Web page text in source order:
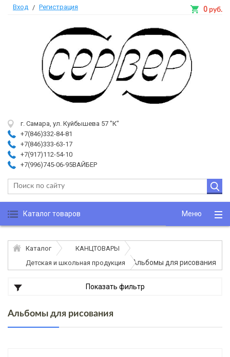
Вход / Регистрация
г. Самара, ул. Куйбышева 57 "К"
+7(846)332-84-81
+7(846)333-63-17
+7(917)112-54-10
+7(996)745-06-95ВАЙБЕР
0 руб.
Каталог товаров Меню
Каталог
КАНЦТОВАРЫ
Детская и школьная продукция
Альбомы для рисования
Показать фильтр
Альбомы для рисования